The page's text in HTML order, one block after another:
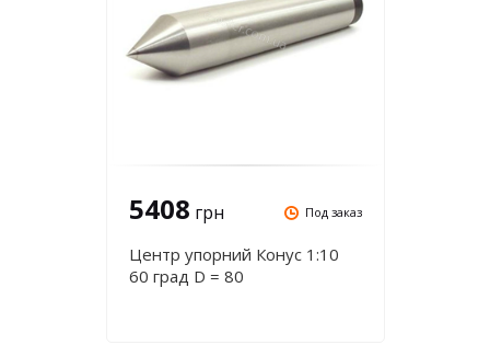
5408 грн Под заказ
Центр упорний Конус 1:10
60 град D = 80